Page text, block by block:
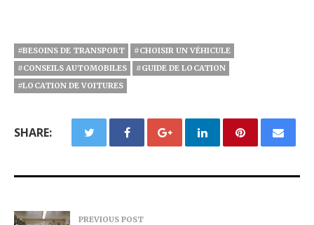
#BESOINS DE TRANSPORT
#CHOISIR UN VÉHICULE
#CONSEILS AUTOMOBILES
#GUIDE DE LOCATION
#LOCATION DE VOITURES
SHARE:
PREVIOUS POST